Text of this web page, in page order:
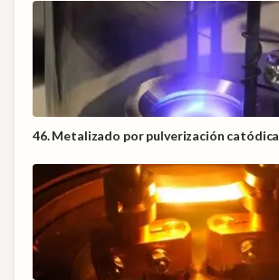
46. Metalizado por pulverización catódica